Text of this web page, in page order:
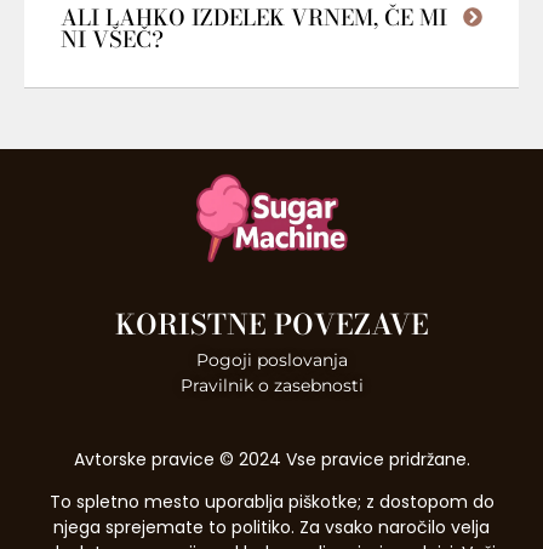
ALI LAHKO IZDELEK VRNEM, ČE MI
NI VŠEČ?
KORISTNE POVEZAVE
Pogoji poslovanja
Pravilnik o zasebnosti
Avtorske pravice © 2024 Vse pravice pridržane.
To spletno mesto uporablja piškotke; z dostopom do
njega sprejemate to politiko. Za vsako naročilo velja